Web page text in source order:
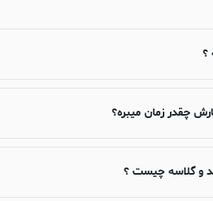
؟
چقدر زمان میبره؟
و گلاسه چیست ؟